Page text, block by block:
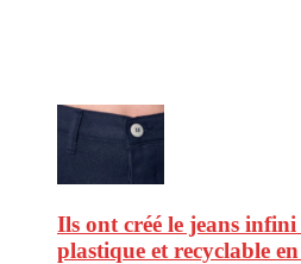
Ils ont créé le jeans
plastique et recyclable